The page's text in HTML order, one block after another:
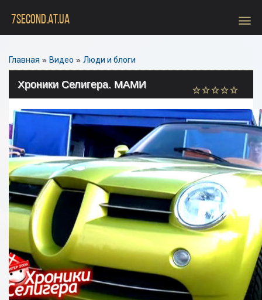
7SECOND.AT.UA menu
Главная » Видео » Люди и блоги
Хроники Селигера. МАМИ